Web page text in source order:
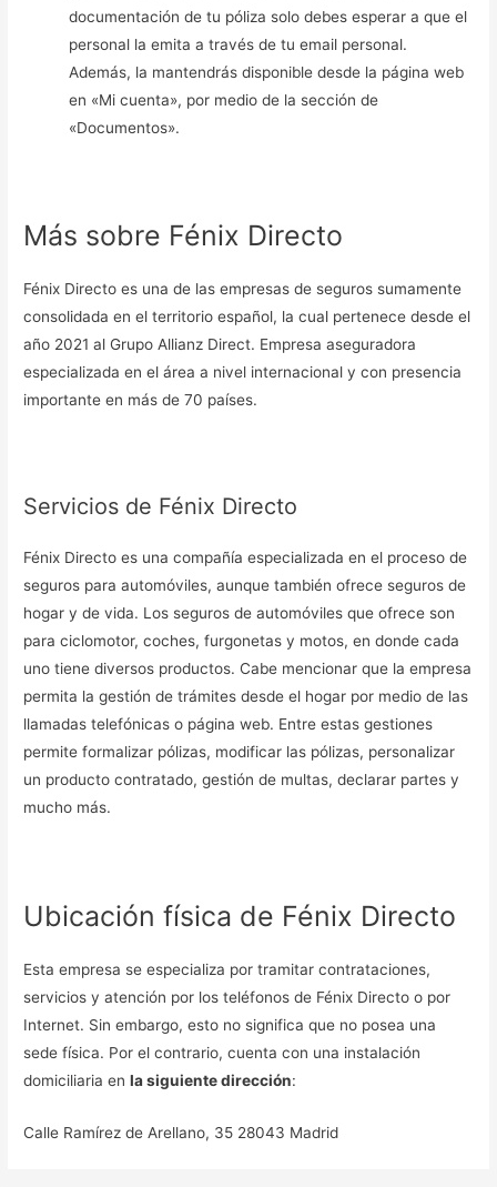
documentación de tu póliza solo debes esperar a que el
personal la emita a través de tu email personal.
Además, la mantendrás disponible desde la página web
en «Mi cuenta», por medio de la sección de
«Documentos».
Más sobre Fénix Directo
Fénix Directo es una de las empresas de seguros sumamente
consolidada en el territorio español, la cual pertenece desde el
año 2021 al Grupo Allianz Direct. Empresa aseguradora
especializada en el área a nivel internacional y con presencia
importante en más de 70 países.
Servicios de Fénix Directo
Fénix Directo es una compañía especializada en el proceso de
seguros para automóviles, aunque también ofrece seguros de
hogar y de vida. Los seguros de automóviles que ofrece son
para ciclomotor, coches, furgonetas y motos, en donde cada
uno tiene diversos productos. Cabe mencionar que la empresa
permita la gestión de trámites desde el hogar por medio de las
llamadas telefónicas o página web. Entre estas gestiones
permite formalizar pólizas, modificar las pólizas, personalizar
un producto contratado, gestión de multas, declarar partes y
mucho más.
Ubicación física de Fénix Directo
Esta empresa se especializa por tramitar contrataciones,
servicios y atención por los teléfonos de Fénix Directo o por
Internet. Sin embargo, esto no significa que no posea una
sede física. Por el contrario, cuenta con una instalación
domiciliaria enla siguiente dirección:
Calle Ramírez de Arellano, 35 28043 Madrid